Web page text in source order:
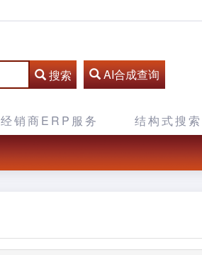
搜索 AI合成查询
经销商ERP服务 结构式搜索